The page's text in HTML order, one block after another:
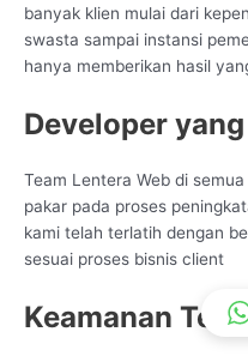
banyak klien mulai dari
swasta sampai instansi
hanya memberikan hasil
Developer
Team Lentera Web di
pakar pada proses
kami telah terlatih dengan
sesuai proses bisnis client
Keamanan